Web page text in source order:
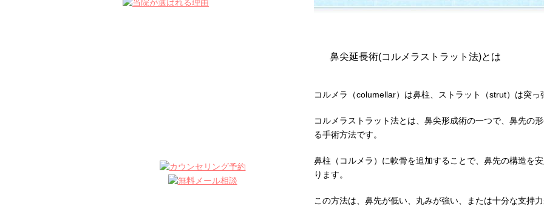
鼻尖延長術(コルメラストラット法)とは
コルメラ（columellar）は鼻柱、ストラット（strut）は突
コルメラストラット法とは、鼻尖形成術の一つで、鼻先の
る手術方法です。
鼻柱（コルメラ）に軟骨を追加することで、鼻先の構造を
ります。
この方法は、鼻先が低い、丸みが強い、または十分な支持